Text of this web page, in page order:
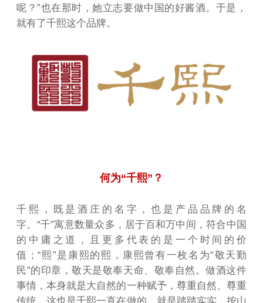
呢？”也在那时，她立志要做中国的好酱酒。于是，
就有了千熙这个品牌。
何为“千熙”？
千熙，既是酒庄的名字，也是产品品牌的名
字。“千”寓意数量众多，居于百和万中间，符合中国
的中庸之道，且更多代表的是一个时间的价
值；“熙”是康熙的熙，康熙曾有一枚名为“敬天勤
民”的印章，敬天是敬奉天命、敬奉自然。做酒这件
事情，本身就是大自然的一种赋予，尊重自然、尊重